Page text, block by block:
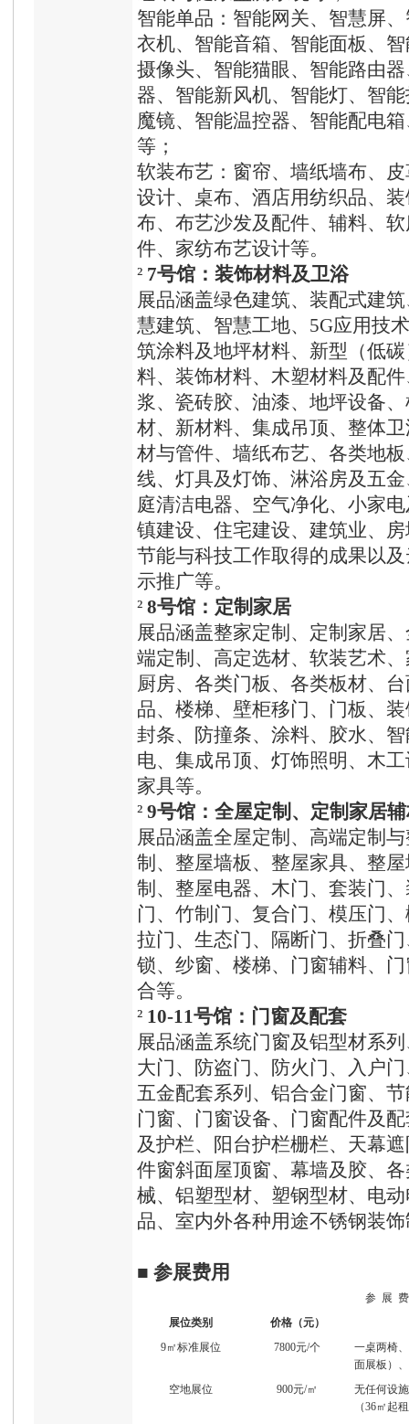
智能单品：智能网关、智慧屏
衣机、智能音箱、智能面板、
摄像头、智能猫眼、智能路由
器、智能新风机、智能灯、智
魔镜、智能温控器、智能配电
等；
软装布艺：窗帘、墙纸墙布、
设计、桌布、酒店用纺织品、
布、布艺沙发及配件、辅料、
件、家纺布艺设计等。
² 7号馆：装饰材料及卫浴
展品涵盖绿色建筑、装配式建
慧建筑、智慧工地、5G应用技
筑涂料及地坪材料、新型（低
料、装饰材料、木塑材料及配
浆、瓷砖胶、油漆、地坪设备
材、新材料、集成吊顶、整体
材与管件、墙纸布艺、各类地
线、灯具及灯饰、淋浴房及五
庭清洁电器、空气净化、小家
镇建设、住宅建设、建筑业、
节能与科技工作取得的成果以
示推广等。
² 8号馆：定制家居
展品涵盖整家定制、定制家居
端定制、高定选材、软装艺术
厨房、各类门板、各类板材、
品、楼梯、壁柜移门、门板、
封条、防撞条、涂料、胶水、
电、集成吊顶、灯饰照明、木
家具等。
² 9号馆：全屋定制、定制家居
展品涵盖全屋定制、高端定制
制、整屋墙板、整屋家具、整
制、整屋电器、木门、套装门
门、竹制门、复合门、模压门
拉门、生态门、隔断门、折叠
锁、纱窗、楼梯、门窗辅料、
合等。
² 10-11号馆：门窗及配套
展品涵盖系统门窗及铝型材系
大门、防盗门、防火门、入户
五金配套系列、铝合金门窗、
门窗、门窗设备、门窗配件及
及护栏、阳台护栏栅栏、天幕
件窗斜面屋顶窗、幕墙及胶、
械、铝塑型材、塑钢型材、电
品、室内外各种用途不锈钢装
■ 参展费用
参 展
展位类别
价格（元）
9㎡标准展位
7800元/个
一桌两椅
面展板）
空地展位
900元/㎡
无任何设
（36㎡起